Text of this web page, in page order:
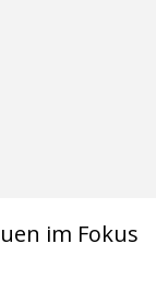
im Fokus